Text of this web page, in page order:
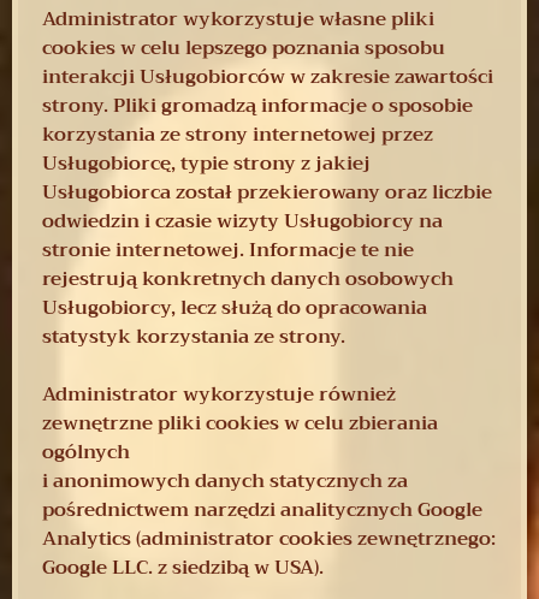
Administrator wykorzystuje własne pliki
cookies w celu lepszego poznania sposobu
interakcji Usługobiorców w zakresie zawartości
strony. Pliki gromadzą informacje o sposobie
korzystania ze strony internetowej przez
Usługobiorcę, typie strony z jakiej
Usługobiorca został przekierowany oraz liczbie
odwiedzin i czasie wizyty Usługobiorcy na
stronie internetowej. Informacje te nie
rejestrują konkretnych danych osobowych
Usługobiorcy, lecz służą do opracowania
statystyk korzystania ze strony.
Administrator wykorzystuje również
zewnętrzne pliki cookies w celu zbierania
ogólnych
i anonimowych danych statycznych za
pośrednictwem narzędzi analitycznych Google
Analytics (administrator cookies zewnętrznego:
Google LLC. z siedzibą w USA).